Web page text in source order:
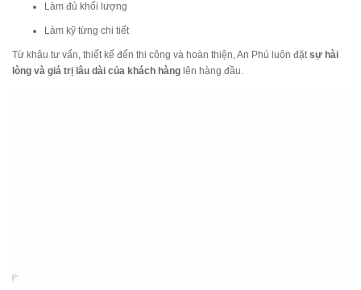
Làm đủ khối lượng
Làm kỹ từng chi tiết
Từ khâu tư vấn, thiết kế đến thi công và hoàn thiện, An Phú luôn đặtsự hài
lòng và giá trị lâu dài của khách hàng lên hàng đầu.